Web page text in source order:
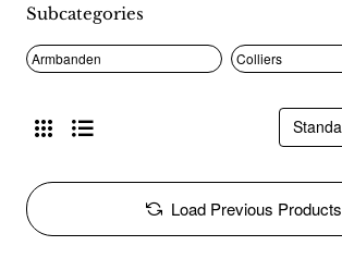
Subcategories
Armbanden Colliers
Load Previous Products